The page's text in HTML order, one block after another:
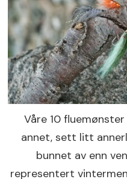
Våre 10
annet, sett litt
bunnet av enn
representert